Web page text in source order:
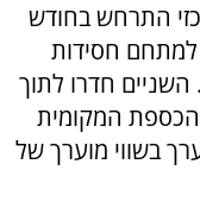
התרחש בחודש
למתחם חסידות
חדרו לתוך
המקומית
בשווי מוערך של